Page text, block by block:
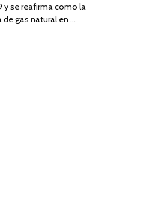
y se reafirma como la
gas natural en …